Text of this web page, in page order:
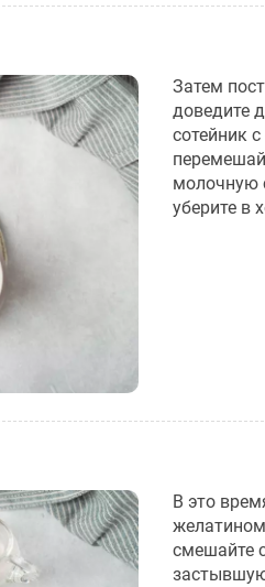
Затем
доведите
сотейник
молочную
уберите в
В это
смешайте